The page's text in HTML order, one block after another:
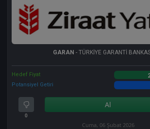
GARAN - TÜRKİYE GARANTİ
Hedef Fiyat
Potansiyel Getiri
0
Al
Cuma, 06 Şubat 2026